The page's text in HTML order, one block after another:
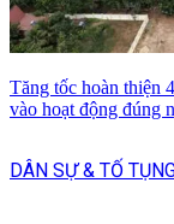
Tăng tốc hoàn thiện
vào hoạt động đúng
DÂN SỰ & TỐ